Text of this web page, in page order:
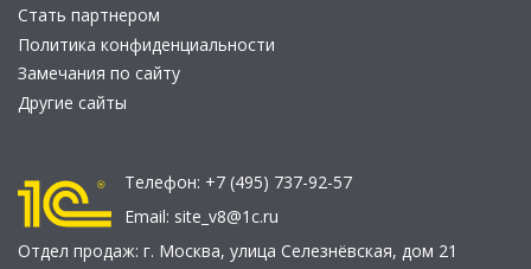
Стать партнером
Политика конфиденциальности
Замечания по сайту
Другие сайты
Телефон: +7 (495) 737-92-57
Email: site_v8@1c.ru
Отдел продаж: г. Москва, улица Селезнёвская, дом 21